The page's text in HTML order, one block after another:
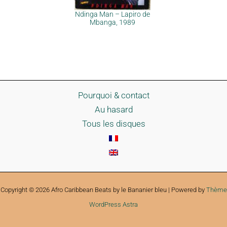
Ndinga Man – Lapiro de
Mbanga, 1989
Pourquoi & contact
Au hasard
Tous les disques
Copyright © 2026 Afro Caribbean Beats by le Bananier bleu | Powered by Thème
WordPress Astra